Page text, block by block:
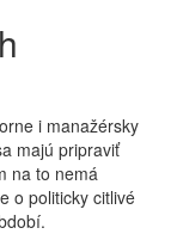
i manažérsky
majú pripraviť
na to nemá
o politicky citlivé